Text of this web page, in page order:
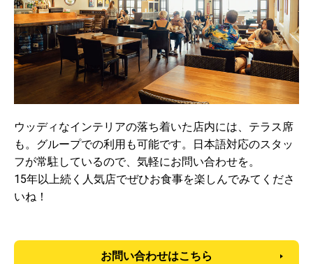
ウッディなインテリアの落ち着いた店内には、テラス席
も。グループでの利用も可能です。日本語対応のスタッ
フが常駐しているので、気軽にお問い合わせを。
15年以上続く人気店でぜひお食事を楽しんでみてくださ
いね！
お問い合わせはこちら